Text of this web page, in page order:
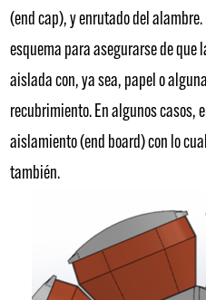
(end cap), y enrutado del
esquema para asegurarse de que
aislada con, ya sea, papel o
recubrimiento. En algunos casos,
aislamiento (end board) con lo
también.